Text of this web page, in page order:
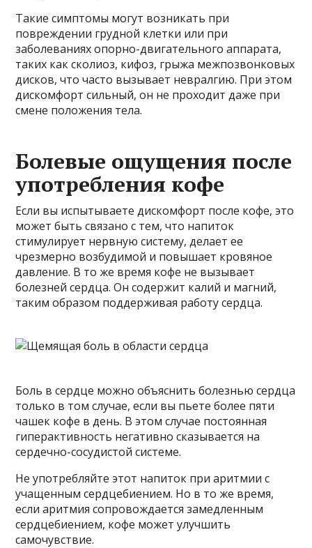
Такие симптомы могут возникать при
повреждении грудной клетки или при
заболеваниях опорно-двигательного аппарата,
таких как сколиоз, кифоз, грыжа межпозвонковых
дисков, что часто вызывает невралгию. При этом
дискомфорт сильный, он не проходит даже при
смене положения тела.
Болевые ощущения после
употребления кофе
Если вы испытываете дискомфорт после кофе, это
может быть связано с тем, что напиток
стимулирует нервную систему, делает ее
чрезмерно возбудимой и повышает кровяное
давление. В то же время кофе не вызывает
болезней сердца. Он содержит калий и магний,
таким образом поддерживая работу сердца.
Боль в сердце можно объяснить болезнью сердца
только в том случае, если вы пьете более пяти
чашек кофе в день. В этом случае постоянная
гиперактивность негативно сказывается на
сердечно-сосудистой системе.
Не употребляйте этот напиток при аритмии с
учащенным сердцебиением. Но в то же время,
если аритмия сопровождается замедленным
сердцебиением, кофе может улучшить
самочувствие.